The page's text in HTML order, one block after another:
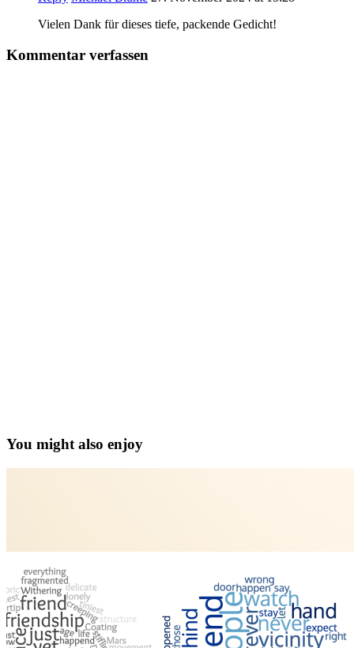
Vielen Dank für dieses tiefe, packende Gedicht!
Kommentar verfassen
You might also enjoy